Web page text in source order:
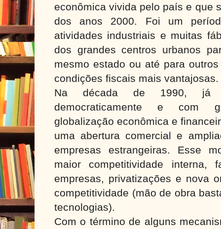
econômica vivida pelo país e que
dos anos 2000. Foi um
atividades industriais e muitas
dos grandes centros urbanos
mesmo estado ou até para
condições fiscais mais vantajosas.
Na década de 1990, já
democraticamente e com
globalização econômica e
uma abertura comercial e
empresas estrangeiras. Esse
maior competitividade interna,
empresas, privatizações e nova
competitividade (mão de obra
tecnologias).
Com o término de alguns